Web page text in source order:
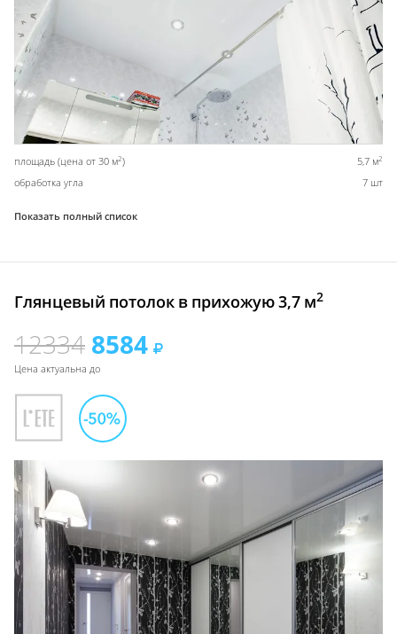
площадь (цена от 30 м2) 5,7 м2
обработка угла 7 шт
Показать полный список
Глянцевый потолок в прихожую 3,7 м2
12334 8584
Цена актуальна до